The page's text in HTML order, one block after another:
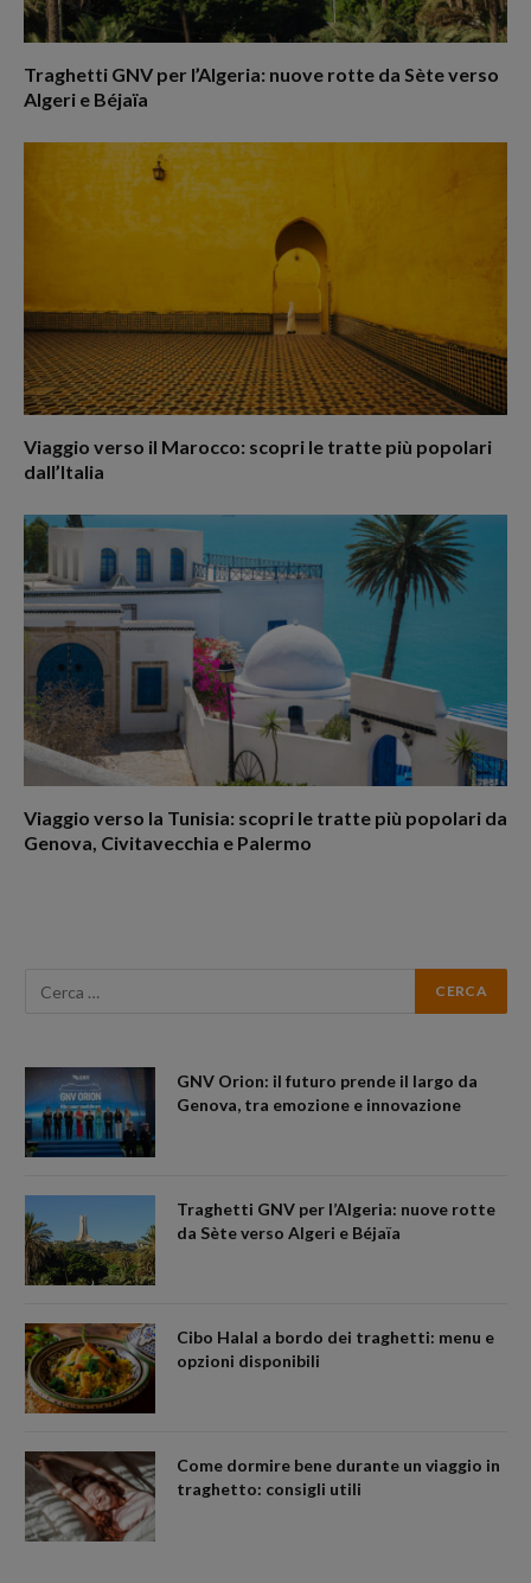
Traghetti GNV per l’Algeria: nuove rotte da Sète verso
Algeri e Béjaïa
Viaggio verso il Marocco: scopri le tratte più popolari
dall’Italia
Viaggio verso la Tunisia: scopri le tratte più popolari da
Genova, Civitavecchia e Palermo
GNV Orion: il futuro prende il largo da
Genova, tra emozione e innovazione
Traghetti GNV per l’Algeria: nuove rotte
da Sète verso Algeri e Béjaïa
Cibo Halal a bordo dei traghetti: menu e
opzioni disponibili
Come dormire bene durante un viaggio in
traghetto: consigli utili